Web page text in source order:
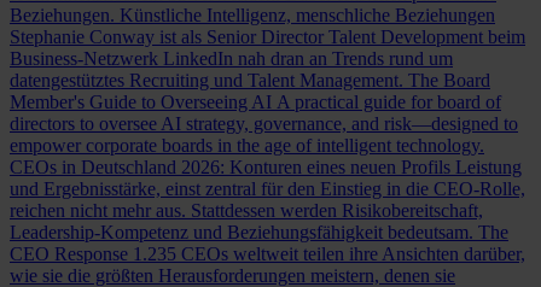
Beziehungen. Künstliche Intelligenz, menschliche Beziehungen
Stephanie Conway ist als Senior Director Talent Development beim
Business-Netzwerk LinkedIn nah dran an Trends rund um
datengestütztes Recruiting und Talent Management. The Board
Member's Guide to Overseeing AI A practical guide for board of
directors to oversee AI strategy, governance, and risk—designed to
empower corporate boards in the age of intelligent technology.
CEOs in Deutschland 2026: Konturen eines neuen Profils Leistung
und Ergebnisstärke, einst zentral für den Einstieg in die CEO-Rolle,
reichen nicht mehr aus. Stattdessen werden Risikobereitschaft,
Leadership-Kompetenz und Beziehungsfähigkeit bedeutsam. The
CEO Response 1.235 CEOs weltweit teilen ihre Ansichten darüber,
wie sie die größten Herausforderungen meistern, denen sie